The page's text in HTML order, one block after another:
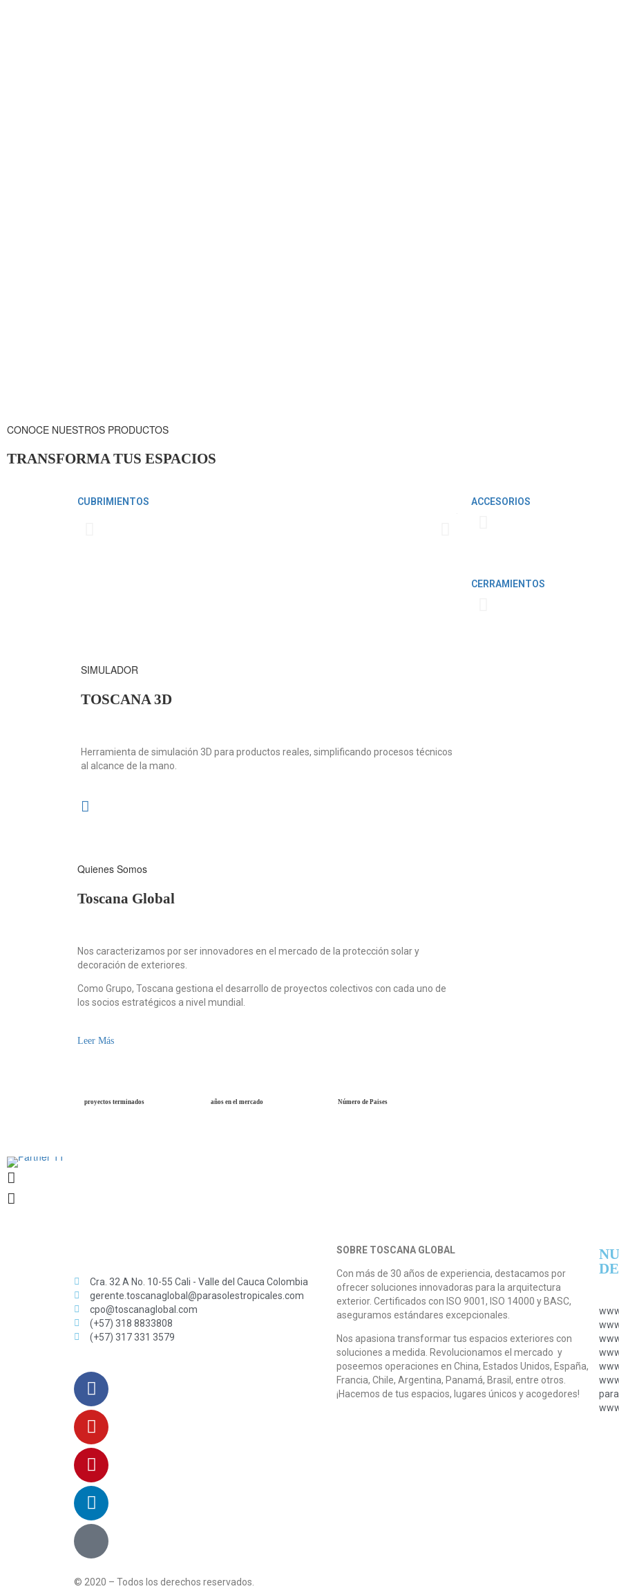
CONOCE NUESTROS PRODUCTOS
TRANSFORMA TUS ESPACIOS
CUBRIMIENTOS
Fabricamos cubrimientos para
ACCESORIOS
CERRAMIENTOS
SIMULADOR
TOSCANA 3D
Herramienta de simulación 3D para productos reales, simplificando procesos técnicos
al alcance de la mano.
Quienes Somos
Toscana Global
Nos caracterizamos por ser innovadores en el mercado de la protección solar y
decoración de exteriores.
Como Grupo, Toscana gestiona el desarrollo de proyectos colectivos con cada uno de
los socios estratégicos a nivel mundial.
Leer Más
proyectos terminados años en el mercado Número de Paises
Cra. 32 A No. 10-55 Cali - Valle del Cauca Colombia
gerente.toscanaglobal@parasolestropicales.com
cpo@toscanaglobal.com
(+57) 318 8833808
(+57) 317 331 3579
SOBRE TOSCANA GLOBAL
Con más de 30 años de experiencia, destacamos por
ofrecer soluciones innovadoras para la arquitectura
exterior. Certificados con ISO 9001, ISO 14000 y BASC,
aseguramos estándares excepcionales.
Nos apasiona transformar tus espacios exteriores con
soluciones a medida. Revolucionamos el mercado y
poseemos operaciones en China, Estados Unidos, España,
Francia, Chile, Argentina, Panamá, Brasil, entre otros.
¡Hacemos de tus espacios, lugares únicos y acogedores!
© 2020 – Todos los derechos reservados.